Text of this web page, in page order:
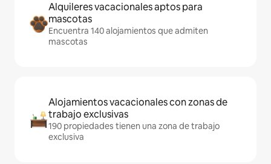
Alquileres vacacionales aptos para
mascotas
Encuentra 140 alojamientos que admiten
mascotas
Alojamientos vacacionales con zonas de
trabajo exclusivas
190 propiedades tienen una zona de trabajo
exclusiva